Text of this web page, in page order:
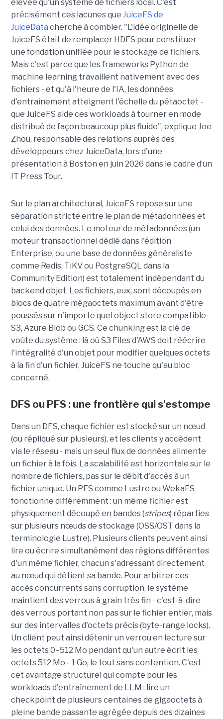
élevée qu'un système de fichiers local. C'est
précisément ces lacunes que JuiceFS de
JuiceData cherche à combler. "L'idée originelle de
JuiceFS était de remplacer HDFS pour constituer
une fondation unifiée pour le stockage de fichiers.
Mais c'est parce que les frameworks Python de
machine learning travaillent nativement avec des
fichiers - et qu'à l'heure de l'IA, les données
d'entraînement atteignent l'échelle du pétaoctet -
que JuiceFS aide ces workloads à tourner en mode
distribué de façon beaucoup plus fluide", explique Joe
Zhou, responsable des relations auprès des
développeurs chez JuiceData, lors d'une
présentation à Boston en juin 2026 dans le cadre d’un
IT Press Tour.
Sur le plan architectural, JuiceFS repose sur une
séparation stricte entre le plan de métadonnées et
celui des données. Le moteur de métadonnées (un
moteur transactionnel dédié dans l'édition
Enterprise, ou une base de données généraliste
comme Redis, TiKV ou PostgreSQL dans la
Community Edition) est totalement indépendant du
backend objet. Les fichiers, eux, sont découpés en
blocs de quatre mégaoctets maximum avant d'être
poussés sur n'importe quel object store compatible
S3, Azure Blob ou GCS. Ce chunking est la clé de
voûte du système : là où S3 Files d'AWS doit réécrire
l'intégralité d'un objet pour modifier quelques octets
à la fin d'un fichier, JuiceFS ne touche qu'au bloc
concerné.
DFS ou PFS : une frontière qui s'estompe
Dans un DFS, chaque fichier est stocké sur un nœud
(ou répliqué sur plusieurs), et les clients y accèdent
via le réseau - mais un seul flux de données alimente
un fichier à la fois. La scalabilité est horizontale sur le
nombre de fichiers, pas sur le débit d'accès à un
fichier unique. Un PFS comme Lustre ou WekaFS
fonctionne différemment : un même fichier est
physiquement découpé en bandes (stripes) réparties
sur plusieurs nœuds de stockage (OSS/OST dans la
terminologie Lustre). Plusieurs clients peuvent ainsi
lire ou écrire simultanément des régions différentes
d'un même fichier, chacun s'adressant directement
au nœud qui détient sa bande. Pour arbitrer ces
accès concurrents sans corruption, le système
maintient des verrous à grain très fin - c'est-à-dire
des verrous portant non pas sur le fichier entier, mais
sur des intervalles d'octets précis (byte-range locks).
Un client peut ainsi détenir un verrou en lecture sur
les octets 0–512 Mo pendant qu'un autre écrit les
octets 512 Mo - 1 Go, le tout sans contention. C'est
cet avantage structurel qui compte pour les
workloads d'entraînement de LLM : lire un
checkpoint de plusieurs centaines de gigaoctets à
pleine bande passante agrégée depuis des dizaines